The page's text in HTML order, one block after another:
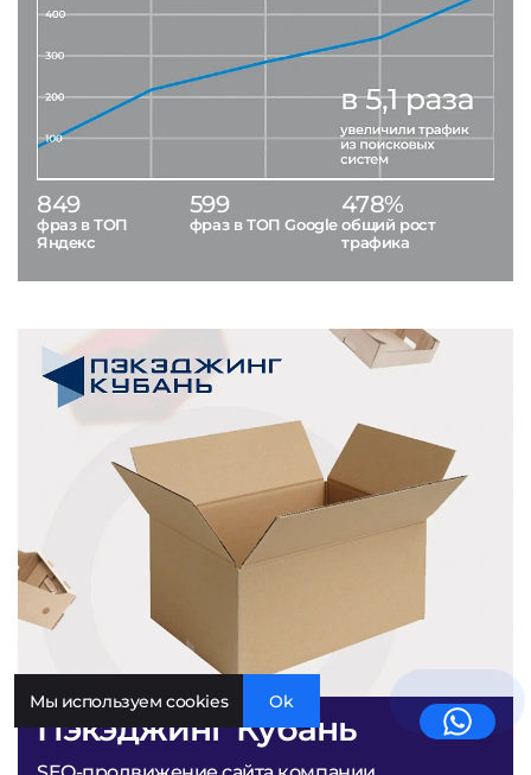
Пэкэджинг Кубань
849
фраз в ТОП
Яндекс
599
фраз в ТОП Google
478%
общий рост
трафика
Мы используем cookies Ok